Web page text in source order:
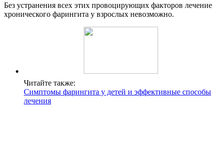
Без устранения всех этих провоцирующих факторов лечение
хронического фарингита у взрослых невозможно.
Читайте также:
Симптомы фарингита у детей и эффективные способы
лечения